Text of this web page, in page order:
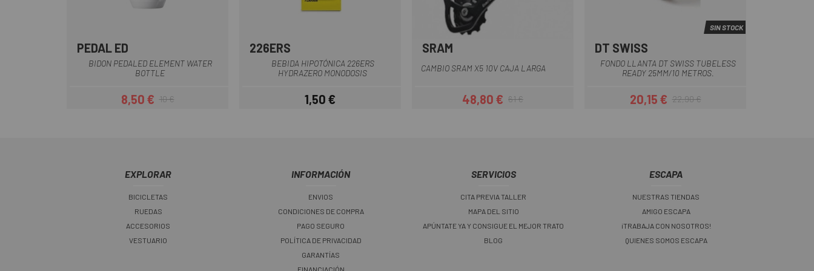
Azul
PEDAL ED
BIDON PEDALED ELEMENT WATER
BOTTLE
Precio
8,50 €Precio regular
10 €
226ERS
BEBIDA HIPOTÓNICA 226ERS
HYDRAZERO MONODOSIS
Precio
1,50 €
SRAM
CAMBIO SRAM X5 10V CAJA LARGA
Precio
48,80 €Precio regular
61 €
SIN STOCK
DT SWISS
FONDO LLANTA DT SWISS TUBELESS
READY 25MM/10 METROS.
Precio
20,15 €Precio regular
22,90 €
EXPLORAR
BICICLETAS
RUEDAS
ACCESORIOS
VESTUARIO
INFORMACIÓN
ENVIOS
CONDICIONES DE COMPRA
PAGO SEGURO
POLÍTICA DE PRIVACIDAD
GARANTÍAS
FINANCIACIÓN
SERVICIOS
CITA PREVIA TALLER
MAPA DEL SITIO
APÚNTATE YA Y CONSIGUE EL MEJOR TRATO
BLOG
ESCAPA
NUESTRAS TIENDAS
AMIGO ESCAPA
¡TRABAJA CON NOSOTROS!
QUIENES SOMOS ESCAPA